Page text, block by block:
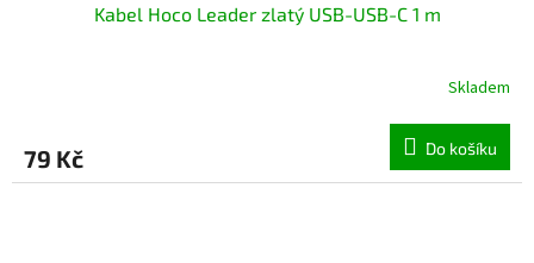
Kabel Hoco Leader zlatý USB-USB-C 1 m
Skladem
79 Kč Do košíku